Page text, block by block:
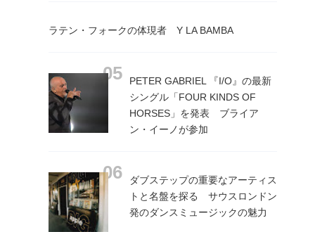
ラテン・フォークの体現者 Y LA BAMBA
PETER GABRIEL 『I/O』の最新
シングル「FOUR KINDS OF
HORSES」を発表 ブライア
ン・イーノが参加
ダブステップの重要なアーティス
トと名盤を探る サウスロンドン
発のダンスミュージックの魅力